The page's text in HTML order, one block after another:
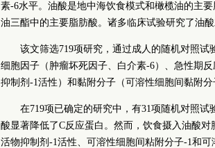
素-6水平。油酸是地中海饮食模式和橄榄油的主
油三酯中的主要脂肪酸。诸多临床试验研究了油
该文筛选719项研究，通过成人的随机对照
细胞因子（肿瘤坏死因子、白介素-6）、急性期
抑制剂-1活性）和黏附分子（可溶性细胞间黏附
在719项已确定的研究中，有31项随机对照
酸显著降低了C反应蛋白。然而，饮食摄入油酸
活物抑制剂-1活性、可溶性细胞间粘附分子-1和可